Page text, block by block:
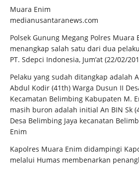
Muara Enim
medianusantaranews.com
Polsek Gunung Megang Polres Muara
menangkap salah satu dari dua
PT. Sdepci Indonesia, Jum’at (22/02/
Pelaku yang sudah ditangkap adalah
Abdul Kodir (41th) Warga Dusun II
Kecamatan Belimbing Kabupaten M.
masih buron adalah initial An BIN Sk
Desa Belimbing Jaya kecanatan
Enim
Kapolres Muara Enim didampingi
melalui Humas membenarkan